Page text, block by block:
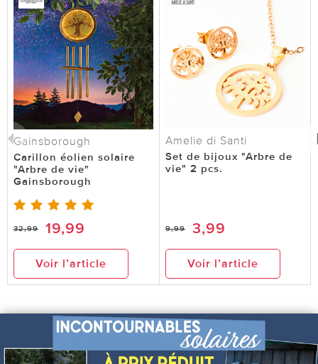
Gainsborough
Carillon éolien solaire
"Arbre de vie"
Gainsborough
32,99 19,99
Voir l’article
Amelie di Santi
Set de bijoux "Arbre de
vie" 2 pcs.
9,99 3,99
Voir l’article